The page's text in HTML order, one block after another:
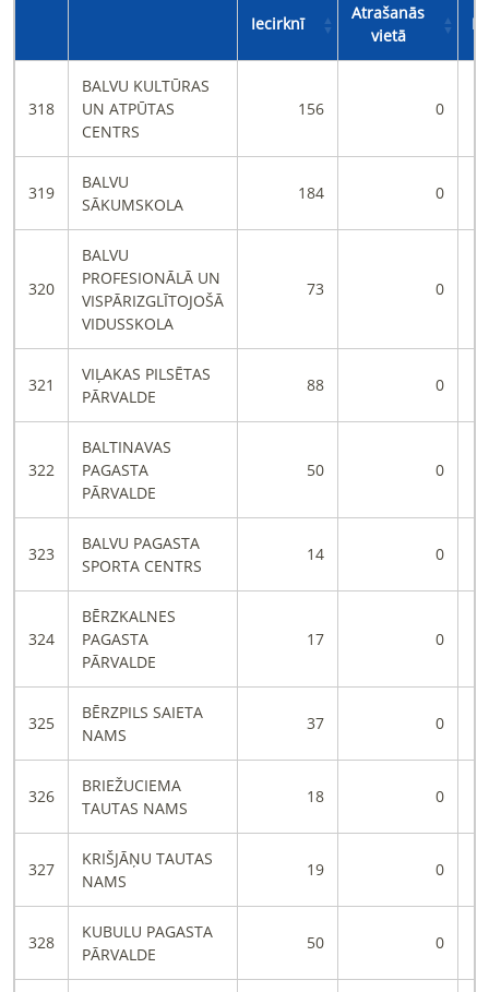
Iecirknī
Atrašanās
vietā
318
BALVU KULTŪRAS
UN ATPŪTAS
CENTRS
156 0
319
BALVU
SĀKUMSKOLA
184 0
320
BALVU
PROFESIONĀLĀ UN
VISPĀRIZGLĪTOJOŠĀ
VIDUSSKOLA
73 0
321
VIĻAKAS PILSĒTAS
PĀRVALDE
88 0
322
BALTINAVAS
PAGASTA
PĀRVALDE
50 0
323
BALVU PAGASTA
SPORTA CENTRS
14 0
324
BĒRZKALNES
PAGASTA
PĀRVALDE
17 0
325
BĒRZPILS SAIETA
NAMS
37 0
326
BRIEŽUCIEMA
TAUTAS NAMS
18 0
327
KRIŠJĀŅU TAUTAS
NAMS
19 0
328
KUBULU PAGASTA
PĀRVALDE
50 0